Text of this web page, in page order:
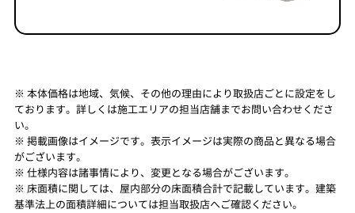
※ 本体価格は地域、気候、その他の理由により取扱店ごとに設定をし
ております。詳しくは施工エリアの担当店舗までお問い合わせくださ
い。
※ 掲載画像はイメージです。表示イメージは実際の商品と異なる場合
がございます。
※ 仕様内容は諸事情により、変更となる場合がございます。
※ 床面積に関しては、屋内部分の床面積合計で記載しています。建築
基準法上の面積詳細については担当取扱店へご確認ください。